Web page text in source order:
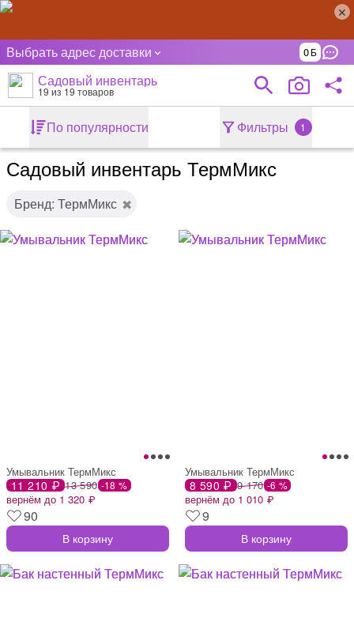
Выбрать адрес доставки 0
Садовый инвентарь
19 из 19 товаров
По популярности Фильтры 1
Садовый инвентарь ТермМикс
Бренд: ТермМикс
Умывальник ТермМикс
11 210 ₽ 13 590 -18 %
вернём до 1 320 ₽
90
В корзину
Умывальник ТермМикс
8 590 ₽ 9 170 -6 %
вернём до 1 010 ₽
9
В корзину